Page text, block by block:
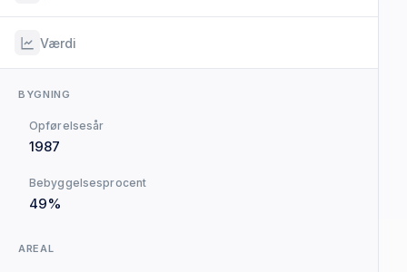
Værdi
BYGNING
Opførelsesår
1987
Bebyggelsesprocent
49%
AREAL